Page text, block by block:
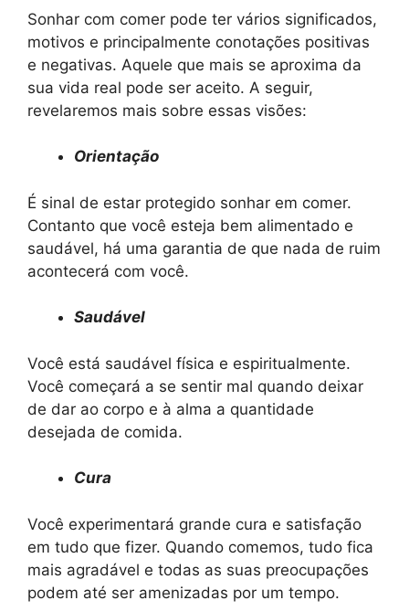
Sonhar com comer pode ter vários significados,
motivos e principalmente conotações positivas
e negativas. Aquele que mais se aproxima da
sua vida real pode ser aceito. A seguir,
revelaremos mais sobre essas visões:
Orientação
É sinal de estar protegido sonhar em comer.
Contanto que você esteja bem alimentado e
saudável, há uma garantia de que nada de ruim
acontecerá com você.
Saudável
Você está saudável física e espiritualmente.
Você começará a se sentir mal quando deixar
de dar ao corpo e à alma a quantidade
desejada de comida.
Cura
Você experimentará grande cura e satisfação
em tudo que fizer. Quando comemos, tudo fica
mais agradável e todas as suas preocupações
podem até ser amenizadas por um tempo.